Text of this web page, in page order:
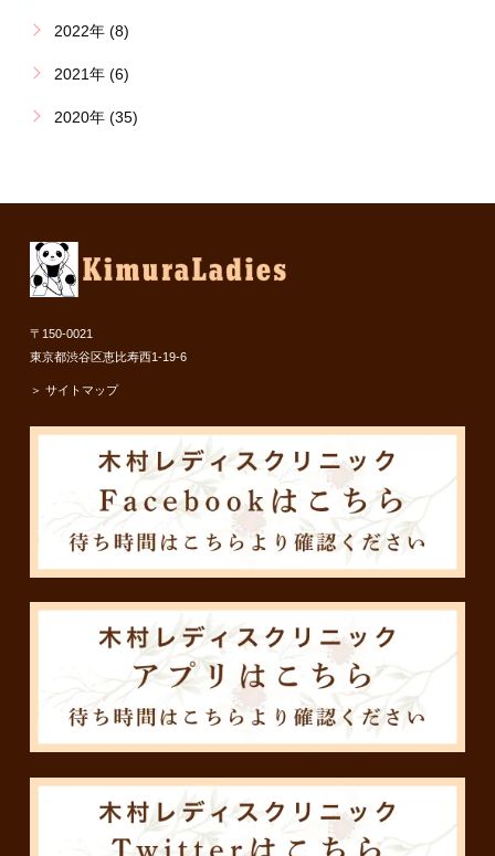
2022年 (8)
2021年 (6)
2020年 (35)
〒150-0021
東京都渋谷区恵比寿西1-19-6
＞ サイトマップ